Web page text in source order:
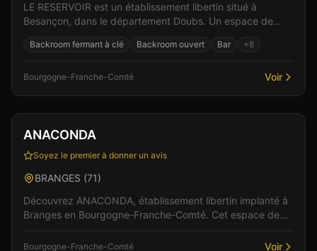
LE RESERVOIR est un établissement libertin situé à
Besançon, dans le département Doubs. Un espace de
Backroom fermant à clé Backroom ouvert Bar +8
Bourgogne-Franche-Comté Voir
Club Sauna +3
ANACONDA
Soyez le premier à donner un avis
BRANGES (71)
Découvrez ANACONDA, établissement libertin implanté à
Branges en Bourgogne-Franche-Comté. Cet espace de
Bourgogne-Franche-Comté Voir